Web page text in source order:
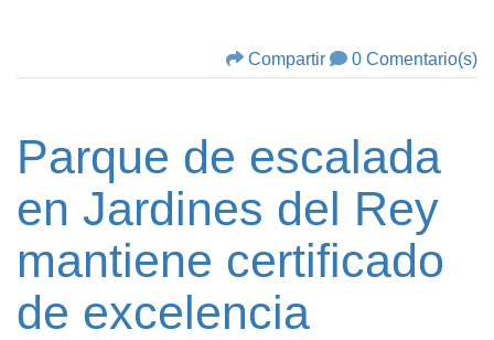
Compartir 0 Comentario(s)
Parque de escalada
en Jardines del Rey
mantiene certificado
de excelencia